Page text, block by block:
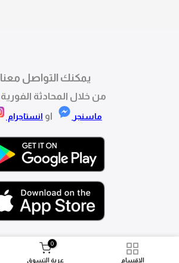
يمكنك التواصل معنا
من خلال المحادثة الفورية
ماسنجر او انستاجرام
الاقسام
0
عربة التسوق